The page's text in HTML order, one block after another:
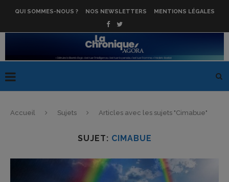
QUI SOMMES-NOUS ? NOS NEWSLETTERS MENTIONS LÉGALES
Accueil Sujets Articles avec les sujets "Cimabue"
SUJET: CIMABUE